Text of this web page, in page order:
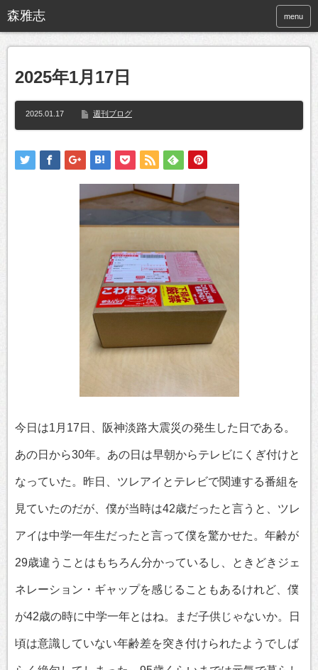
menu
2025年1月17日
2025.01.17 週刊ブログ
今日は1月17日、阪神淡路大震災の発生した日である。
あの日から30年。あの日は早朝からテレビにくぎ付けと
なっていた。昨日、ツレアイとテレビで関連する番組を
見ていたのだが、僕が当時は42歳だったと言うと、ツレ
アイは中学一年生だったと言って僕を驚かせた。年齢が
29歳違うことはもちろん分かっているし、ときどきジェ
ネレーション・ギャップを感じることもあるけれど、僕
が42歳の時に中学一年とはね。まだ子供じゃないか。日
頃は意識していない年齢差を突き付けられたようでしば